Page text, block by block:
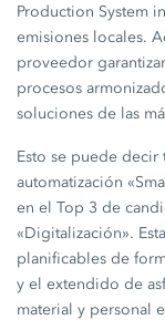
Production System
emisiones locales.
proveedor
procesos
soluciones de las
Esto se puede
automatización
en el Top 3 de
«Digitalización».
planificables de
y el extendido de
material y personal